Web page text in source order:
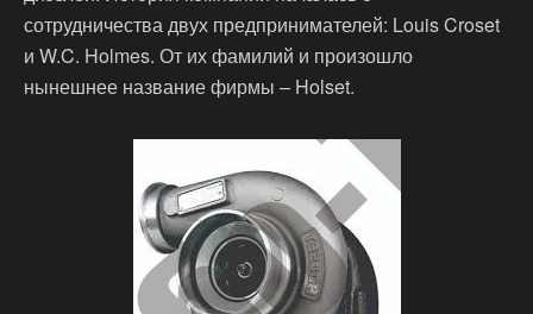
сотрудничества двух предпринимателей: Louis Croset
и W.C. Holmes. От их фамилий и произошло
нынешнее название фирмы – Holset.